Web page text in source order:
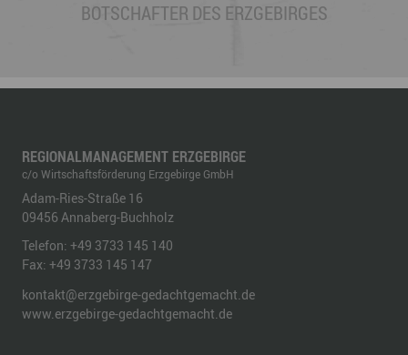
BOTSCHAFTER DES ERZGEBIRGES
REGIONALMANAGEMENT ERZGEBIRGE
c/o Wirtschaftsförderung Erzgebirge GmbH
Adam-Ries-Straße 16
09456 Annaberg-Buchholz
Telefon: +49 3733 145 140
Fax: +49 3733 145 147
kontakt@erzgebirge-gedachtgemacht.de
www.erzgebirge-gedachtgemacht.de